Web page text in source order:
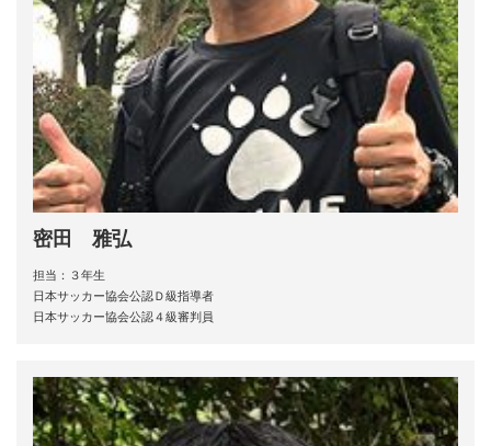
密田 雅弘
担当：３年生
日本サッカー協会公認Ｄ級指導者
日本サッカー協会公認４級審判員